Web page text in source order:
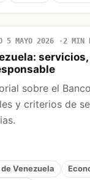
5 MAYO 2026 2 MIN
servicios,
sobre el
y criterios de
Venezuela